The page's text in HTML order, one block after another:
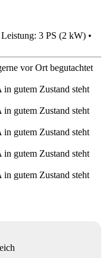
3 PS (2 kW) •
vor Ort begutachtet